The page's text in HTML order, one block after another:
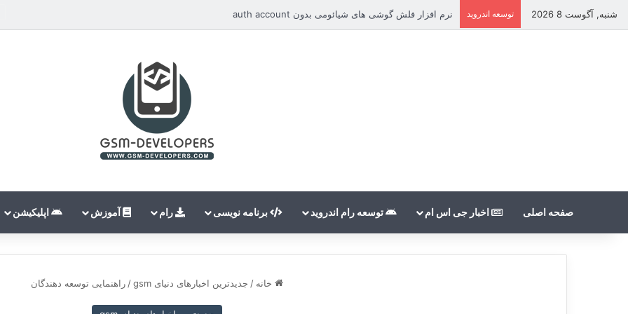
شنبه, آگوست 8 2026 توسعه اندروید نرم افزار فلش گوشی های شیائومی بدون auth account
صفحه اصلی اخبار جی اس ام توسعه رام اندروید برنامه نویسی رام آموزش اپلیکیشن
خانه / جدیدترین اخبارهای دنیای gsm / راهنمایی توسعه دهندگان